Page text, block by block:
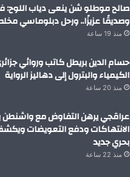
صالح موطلو شن ينعى دياب اللوح:
وصديقًا عزيزًا.. ورحل دبلوماسي
منذ 19 ساعة
حسام الدين بريطل كاتب وروائي
الكيمياء والبترول إلى دهاليز الرواية
منذ 20 ساعة
عراقجي يرهن التفاوض مع
الانتهاكات ودفع التعويضات
بحري جديد
منذ 22 ساعة